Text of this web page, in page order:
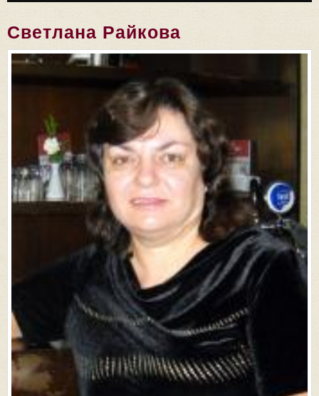
Светлана Райкова